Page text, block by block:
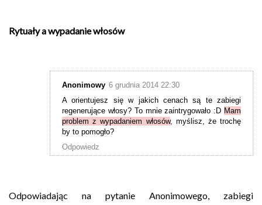
Rytuały a wypadanie włosów
Anonimowy 6 grudnia 2014 22:30
A orientujesz się w jakich cenach są te zabiegi
regenerujące włosy? To mnie zaintrygowało :D Mam
problem z wypadaniem włosów, myślisz, że trochę
by to pomogło?
Odpowiedz
Odpowiadając na pytanie Anonimowego, zabiegi